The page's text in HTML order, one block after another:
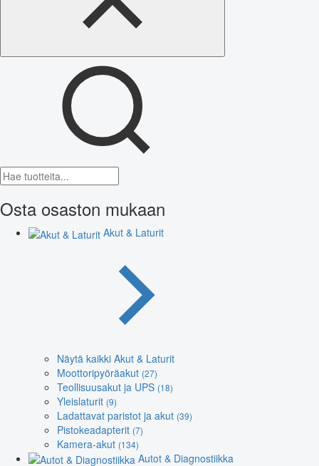
Osta osaston mukaan
Akut & Laturit
Näytä kaikki Akut & Laturit
Moottoripyöräakut (27)
Teollisuusakut ja UPS (18)
Yleislaturit (9)
Ladattavat paristot ja akut (39)
Pistokeadapterit (7)
Kamera-akut (134)
Autot & Diagnostiikka